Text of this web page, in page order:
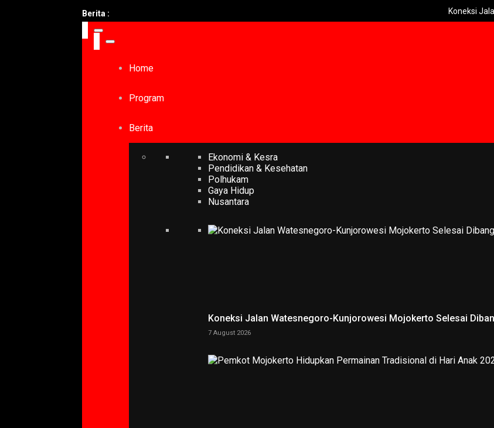
Berita : Koneksi Jalan
Home
Program
Berita
Ekonomi & Kesra
Pendidikan & Kesehatan
Polhukam
Gaya Hidup
Nusantara
Koneksi Jalan Watesnegoro-Kunjorowesi Mojokerto Selesai
7 August 2026